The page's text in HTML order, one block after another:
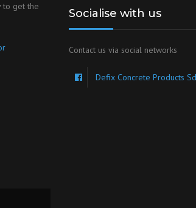
to get the
Socialise with us
Contact us via social networks
Defix Concrete Products